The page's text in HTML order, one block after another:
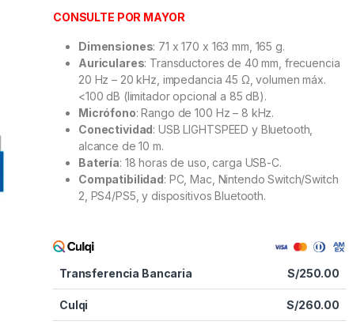
CONSULTE POR MAYOR
Dimensiones: 71 x 170 x 163 mm, 165 g.
Auriculares: Transductores de 40 mm, frecuencia
20 Hz – 20 kHz, impedancia 45 Ω, volumen máx.
<100 dB (limitador opcional a 85 dB).
Micrófono: Rango de 100 Hz – 8 kHz.
Conectividad: USB LIGHTSPEED y Bluetooth,
alcance de 10 m.
Batería: 18 horas de uso, carga USB-C.
Compatibilidad: PC, Mac, Nintendo Switch/Switch
2, PS4/PS5, y dispositivos Bluetooth.
Transferencia Bancaria S/250.00
Culqi S/260.00